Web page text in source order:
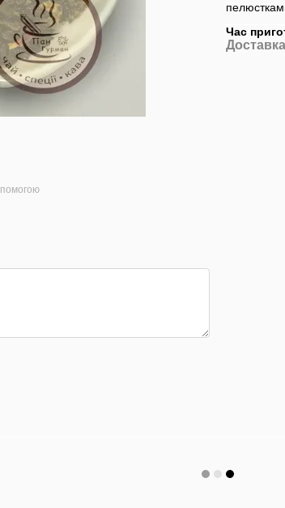
Час
Доставка